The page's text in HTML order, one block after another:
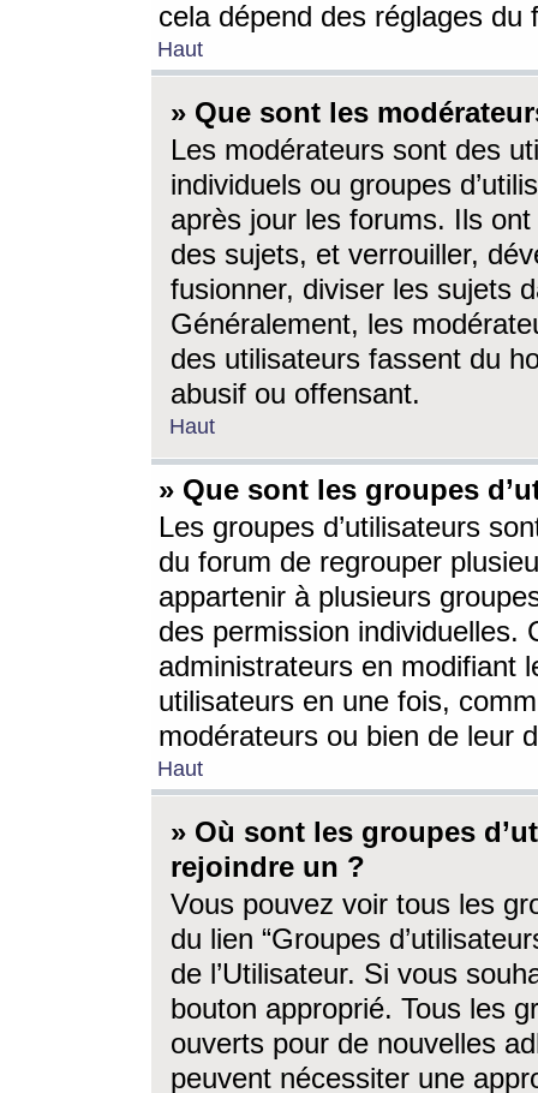
cela dépend des réglages du
Haut
» Que sont les
Les modérateurs sont des
individuels ou groupes
après jour les forums. Ils ont
des sujets, et verrouiller,
fusionner, diviser les sujets
Généralement, les
des utilisateurs fassent du
abusif ou offensant.
Haut
» Que sont les groupes
Les groupes d’utilisateurs
du forum de regrouper
appartenir à plusieurs
des permission individuelles.
administrateurs en modifiant
utilisateurs en une fois,
modérateurs ou bien de leur
Haut
» Où sont les groupes
rejoindre un ?
Vous pouvez voir tous les
du lien “Groupes
de l’Utilisateur. Si vous
bouton approprié. Tous les
ouverts pour de nouvelles
peuvent nécessiter une